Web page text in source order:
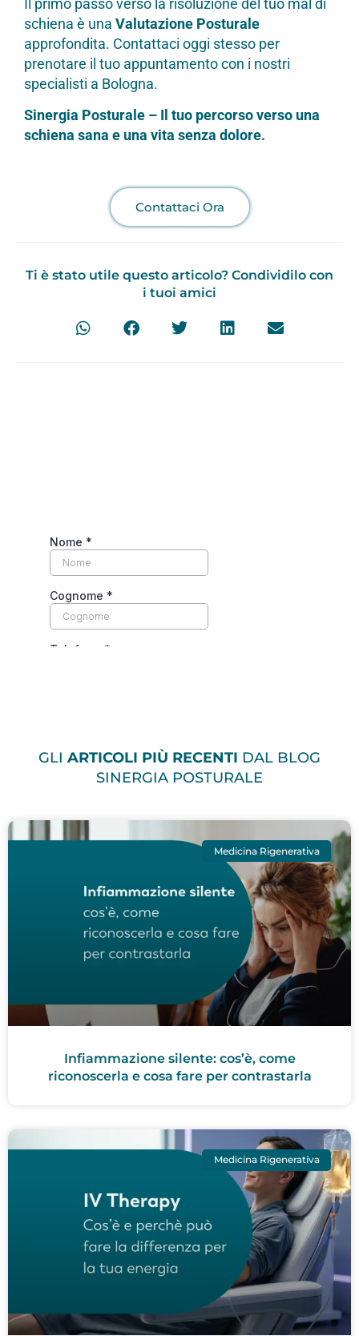
schiena è una Valutazione Posturale
approfondita. Contattaci oggi stesso per
prenotare il tuo appuntamento con i nostri
specialisti a Bologna.
Sinergia Posturale – Il tuo percorso verso una
schiena sana e una vita senza dolore.
Contattaci Ora
Ti è stato utile questo articolo? Condividilo con
i tuoi amici
GLI ARTICOLI PIÙ RECENTI DAL BLOG
SINERGIA POSTURALE
Medicina Rigenerativa
Infiammazione silente: cos’è, come
riconoscerla e cosa fare per contrastarla
Medicina Rigenerativa